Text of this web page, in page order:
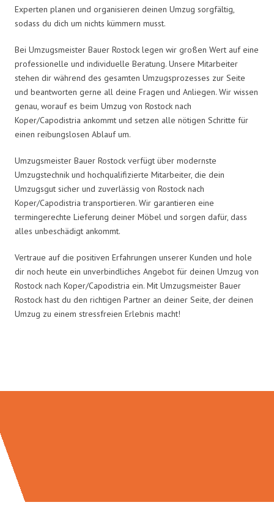
Experten planen und organisieren deinen Umzug sorgfältig,
sodass du dich um nichts kümmern musst.
Bei Umzugsmeister Bauer Rostock legen wir großen Wert auf eine
professionelle und individuelle Beratung. Unsere Mitarbeiter
stehen dir während des gesamten Umzugsprozesses zur Seite
und beantworten gerne all deine Fragen und Anliegen. Wir wissen
genau, worauf es beim Umzug von Rostock nach
Koper/Capodistria ankommt und setzen alle nötigen Schritte für
einen reibungslosen Ablauf um.
Umzugsmeister Bauer Rostock verfügt über modernste
Umzugstechnik und hochqualifizierte Mitarbeiter, die dein
Umzugsgut sicher und zuverlässig von Rostock nach
Koper/Capodistria transportieren. Wir garantieren eine
termingerechte Lieferung deiner Möbel und sorgen dafür, dass
alles unbeschädigt ankommt.
Vertraue auf die positiven Erfahrungen unserer Kunden und hole
dir noch heute ein unverbindliches Angebot für deinen Umzug von
Rostock nach Koper/Capodistria ein. Mit Umzugsmeister Bauer
Rostock hast du den richtigen Partner an deiner Seite, der deinen
Umzug zu einem stressfreien Erlebnis macht!